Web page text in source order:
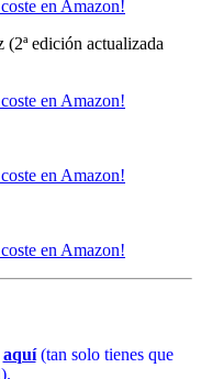
edición actualizada
aquí(tan solo tienes que